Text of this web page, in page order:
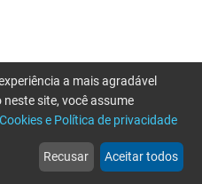
web
Notícias
more_horiz
Mais
a mais agradável
site, você assume
e Política de privacidade
Recusar Aceitar todos
tente novamente